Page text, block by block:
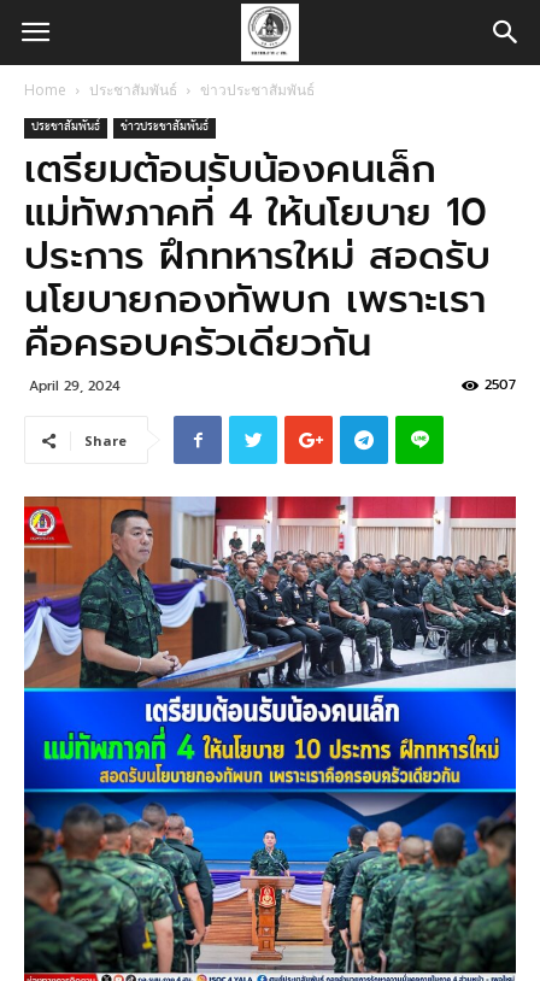
Home ประชาสัมพันธ์ ข่าวประชาสัมพันธ์
ประชาสัมพันธ์ ข่าวประชาสัมพันธ์
เตรียมต้อนรับน้องคนเล็ก
แม่ทัพภาคที่ 4 ให้นโยบาย 10
ประการ ฝึกทหารใหม่ สอดรับ
นโยบายกองทัพบก เพราะเรา
คือครอบครัวเดียวกัน
April 29, 2024 2507
Share